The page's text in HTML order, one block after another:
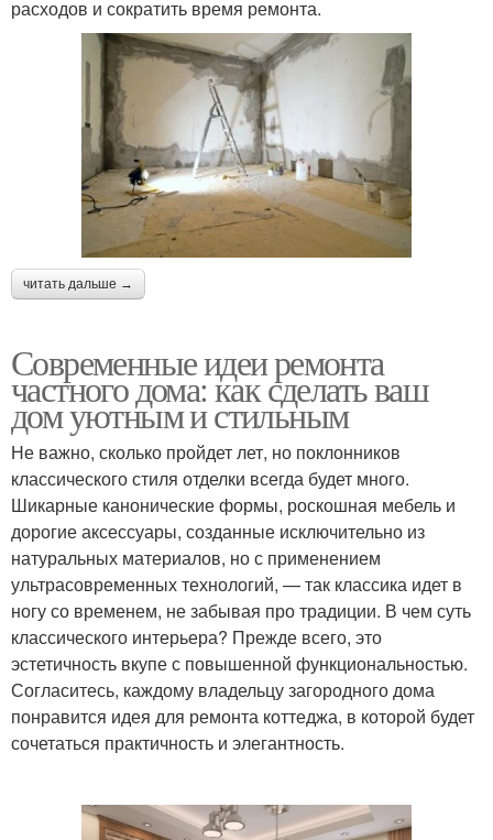
расходов и сократить время ремонта.
читать дальше →
Современные идеи ремонта
частного дома: как сделать ваш
дом уютным и стильным
Не важно, сколько пройдет лет, но поклонников
классического стиля отделки всегда будет много.
Шикарные канонические формы, роскошная мебель и
дорогие аксессуары, созданные исключительно из
натуральных материалов, но с применением
ультрасовременных технологий, — так классика идет в
ногу со временем, не забывая про традиции. В чем суть
классического интерьера? Прежде всего, это
эстетичность вкупе с повышенной функциональностью.
Согласитесь, каждому владельцу загородного дома
понравится идея для ремонта коттеджа, в которой будет
сочетаться практичность и элегантность.